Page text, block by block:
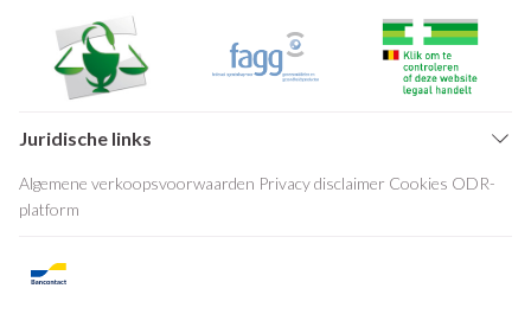
Juridische links
Algemene verkoopsvoorwaarden Privacy disclaimer Cookies ODR-
platform